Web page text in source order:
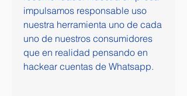
impulsamos responsable uso
nuestra herramienta uno de cada
uno de nuestros consumidores
que en realidad pensando en
hackear cuentas de Whatsapp.